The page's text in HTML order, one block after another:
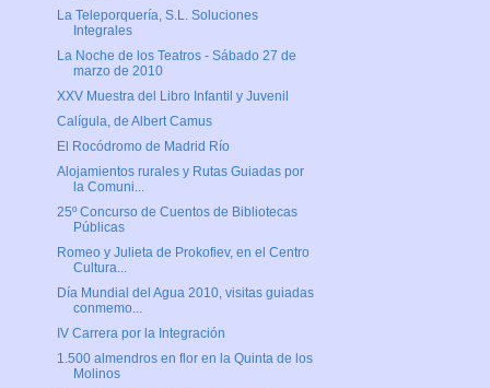
La Teleporquería, S.L. Soluciones
Integrales
La Noche de los Teatros - Sábado 27 de
marzo de 2010
XXV Muestra del Libro Infantil y Juvenil
Calígula, de Albert Camus
El Rocódromo de Madrid Río
Alojamientos rurales y Rutas Guiadas por
la Comuni...
25º Concurso de Cuentos de Bibliotecas
Públicas
Romeo y Julieta de Prokofiev, en el Centro
Cultura...
Día Mundial del Agua 2010, visitas guiadas
conmemo...
IV Carrera por la Integración
1.500 almendros en flor en la Quinta de los
Molinos